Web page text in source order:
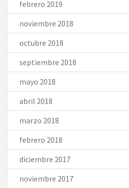
febrero 2019
noviembre 2018
octubre 2018
septiembre 2018
mayo 2018
abril 2018
marzo 2018
febrero 2018
diciembre 2017
noviembre 2017